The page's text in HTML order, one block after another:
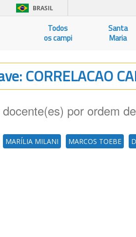
BRASIL
Todos
os campi
Santa
Maria
CORRELACAO
por ordem
MARÍLIA MILANI MARCOS TOEBE